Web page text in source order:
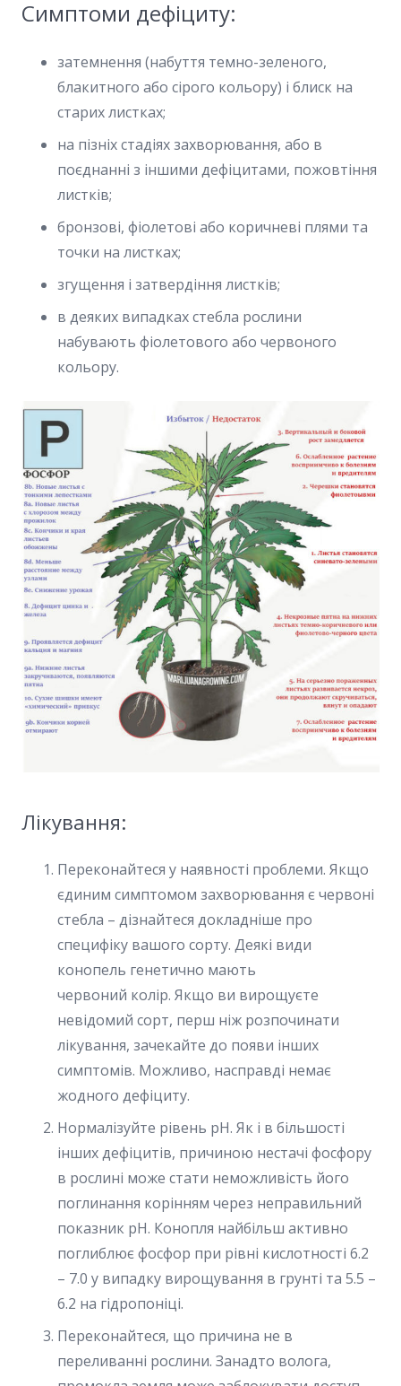
Симптоми дефіциту:
затемнення (набуття темно-зеленого,
блакитного або сірого кольору) і блиск на
старих листках;
на пізніх стадіях захворювання, або в
поєднанні з іншими дефіцитами, пожовтіння
листків;
бронзові, фіолетові або коричневі плями та
точки на листках;
згущення і затвердіння листків;
в деяких випадках стебла рослини
набувають фіолетового або червоного
кольору.
Лікування:
Переконайтеся у наявності проблеми. Якщо
єдиним симптомом захворювання є червоні
стебла – дізнайтеся докладніше про
специфіку вашого сорту. Деякі види
конопель генетично мають
червоний колір. Якщо ви вирощуєте
невідомий сорт, перш ніж розпочинати
лікування, зачекайте до появи інших
симптомів. Можливо, насправді немає
жодного дефіциту.
Нормалізуйте рівень pH. Як і в більшості
інших дефіцитів, причиною нестачі фосфору
в рослині може стати неможливість його
поглинання корінням через неправильний
показник pH. Конопля найбільш активно
поглиблює фосфор при рівні кислотності 6.2
– 7.0 у випадку вирощування в грунті та 5.5 –
6.2 на гідропоніці.
Переконайтеся, що причина не в
переливанні рослини. Занадто волога,